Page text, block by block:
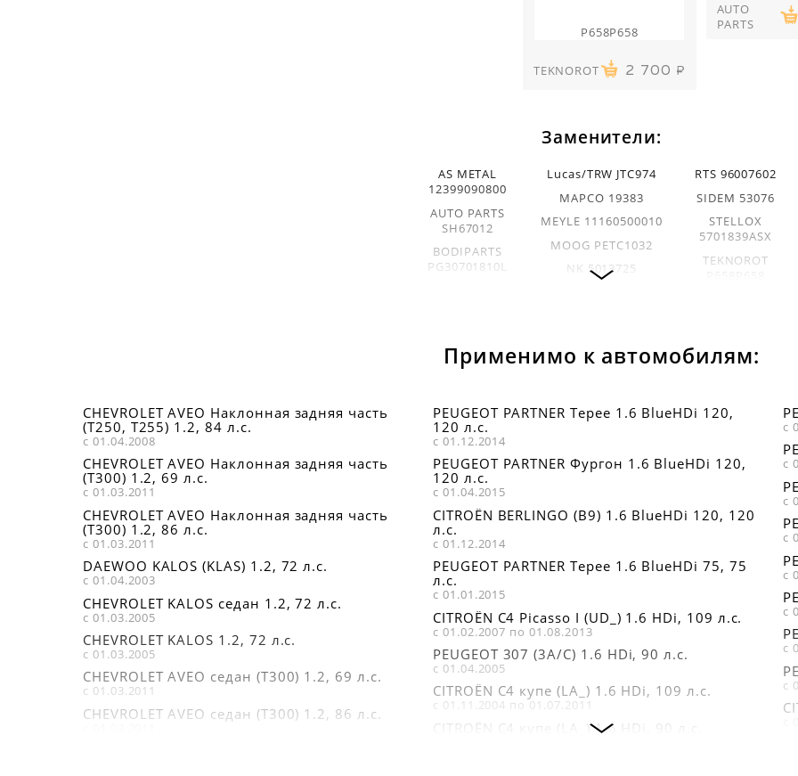
P658P658
TEKNOROT 2 700
AUTO
PARTS
Заменители:
AS METAL
12399090800
AUTO PARTS
SH67012
BODIPARTS
PG30701810L
KLOKKERHOLM
5514361
Lucas/TRW JTC974
MAPCO 19383
MEYLE 11160500010
MOOG PETC1032
NK 5013725
RTS 96007602
SIDEM 53076
STELLOX
5701839ASX
TEKNOROT
LEMFÖRDER
Применимо к автомобилям:
CHEVROLET AVEO Наклонная задняя часть
(T250, T255) 1.2, 84 л.с.
с 01.04.2008
CHEVROLET AVEO Наклонная задняя часть
(T300) 1.2, 69 л.с.
с 01.03.2011
CHEVROLET AVEO Наклонная задняя часть
(T300) 1.2, 86 л.с.
с 01.03.2011
DAEWOO KALOS (KLAS) 1.2, 72 л.с.
с 01.04.2003
CHEVROLET KALOS седан 1.2, 72 л.с.
с 01.03.2005
CHEVROLET KALOS 1.2, 72 л.с.
с 01.03.2005
CHEVROLET AVEO седан (T300) 1.2, 69 л.с.
с 01.03.2011
CHEVROLET AVEO седан (T300) 1.2, 86 л.с.
PEUGEOT PARTNER Tepee 1.6 BlueHDi 120,
120 л.с.
с 01.12.2014
PEUGEOT PARTNER Фургон 1.6 BlueHDi 120,
120 л.с.
с 01.04.2015
CITROËN BERLINGO (B9) 1.6 BlueHDi 120, 120
л.с.
с 01.12.2014
PEUGEOT PARTNER Tepee 1.6 BlueHDi 75, 75
л.с.
с 01.01.2015
CITROËN C4 Picasso I (UD_) 1.6 HDi, 109 л.с.
с 01.02.2007 по 01.08.2013
PEUGEOT 307 (3A/C) 1.6 HDi, 90 л.с.
с 01.04.2005
CITROËN C4 купе (LA_) 1.6 HDi, 109 л.с.
с 01.11.2004 по 01.07.2011
CITROËN C4 купе (LA_) 1.6 HDi, 90 л.с.
с
с
с
с
с
с
с
с